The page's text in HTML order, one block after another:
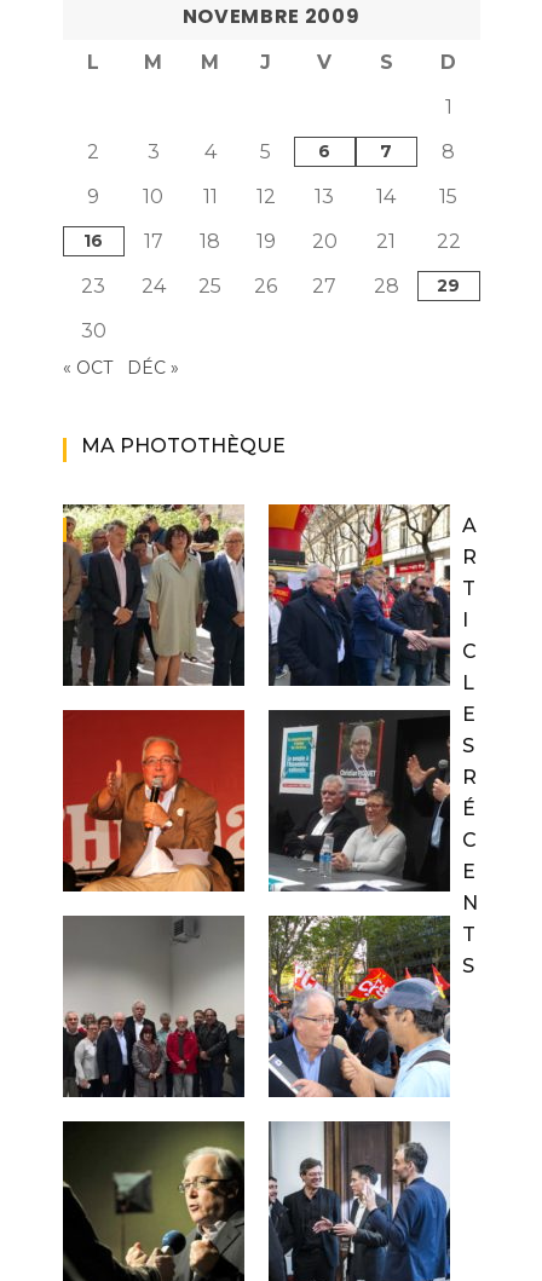
NOVEMBRE 2009
L M M J V S
D
1
2
3 4 5 6 7
8
9
10 11 12 13 14 15
16 17 18 19 20 21
22
23
24 25 26 27 28 29
30
« OCT DÉC »
MA PHOTOTHÈQUE
A
R
T
I
C
L
E
S
R
É
C
E
N
T
S